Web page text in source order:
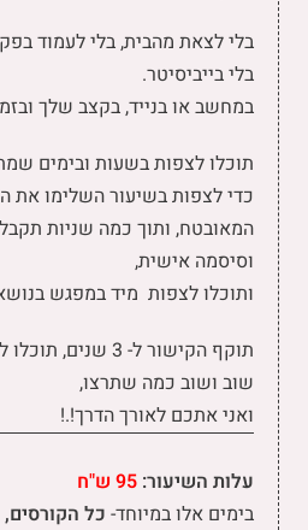
בלי לצאת מהבית, בלי לעמוד
בלי בייביסיטר.
במחשב או בנייד, בקצב שלך
תוכלו לצפות בשעות ובימים
כדי לצפות בשיעור השלימו את
המאובטח, ותוך כמה שניות
וסיסמה אישית,
ותוכלו לצפות מיד במפגש
תוקף הקישור ל- 3
שוב ושוב כמה שתרצו,
ואני אתכם לאורך הדרך!.!
עלות השיעור:
בימים אלו במיוחד- כל